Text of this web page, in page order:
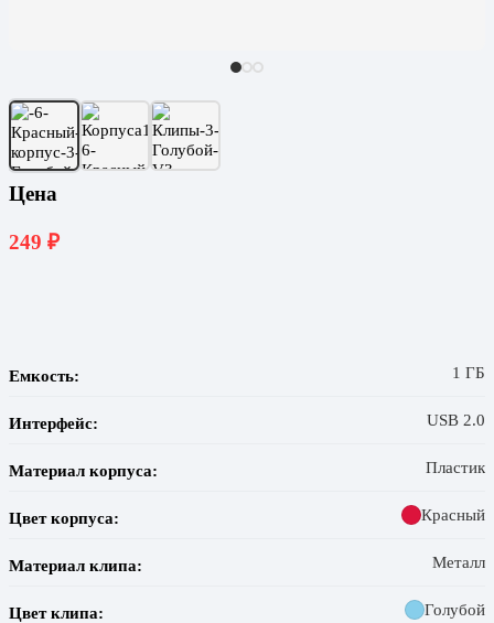
Цена
249 ₽
Емкость: 1 ГБ
Интерфейс: USB 2.0
Материал корпуса: Пластик
Цвет корпуса: Красный
Материал клипа: Металл
Цвет клипа: Голубой